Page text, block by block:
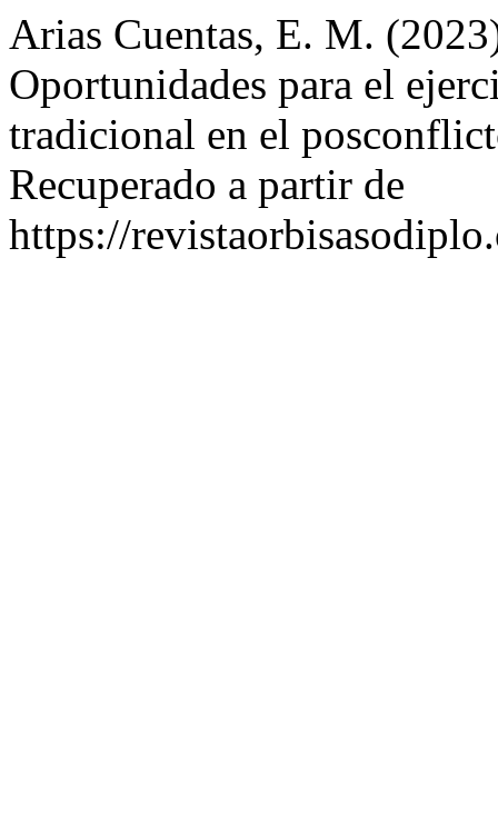
Arias Cuentas, E. M.
Oportunidades para el
tradicional en el
Recuperado a partir de
https://